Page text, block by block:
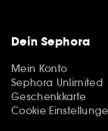
Dein Sephora
Mein Konto
Sephora Unlimited
Geschenkkarte
Cookie